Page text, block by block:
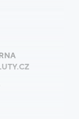
u cestovní
přes půl milionu